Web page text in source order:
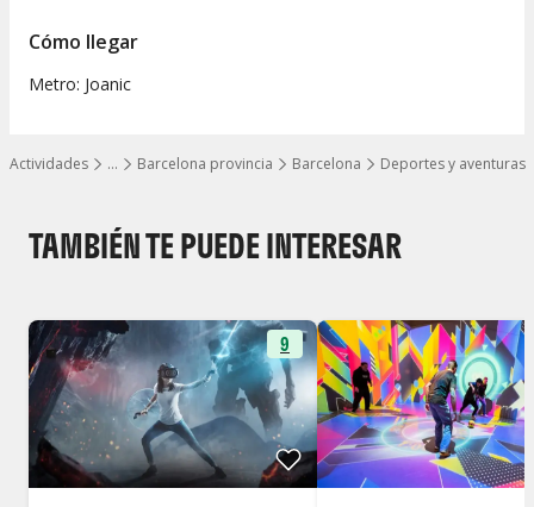
…
Mostrar todos los niveles
Actividades Barcelona provincia Barcelona Deportes y aventuras
Cómo llegar
Metro: Joanic
TAMBIÉN TE PUEDE INTERESAR
9